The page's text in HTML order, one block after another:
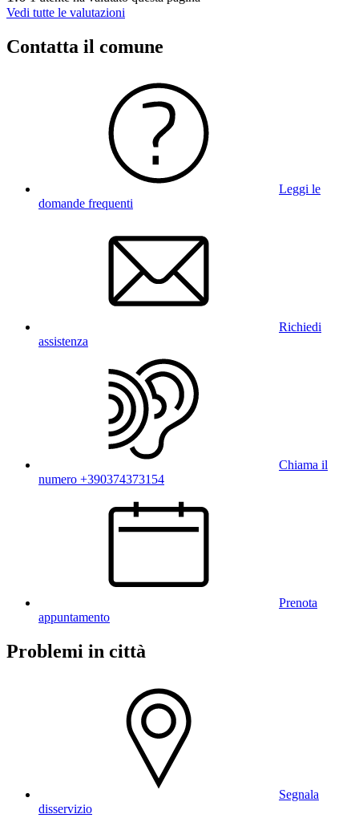
Vedi tutte le valutazioni
Contatta il comune
Leggi le
domande frequenti
Richiedi
assistenza
Chiama il
numero +390374373154
Prenota
appuntamento
Problemi in città
Segnala
disservizio